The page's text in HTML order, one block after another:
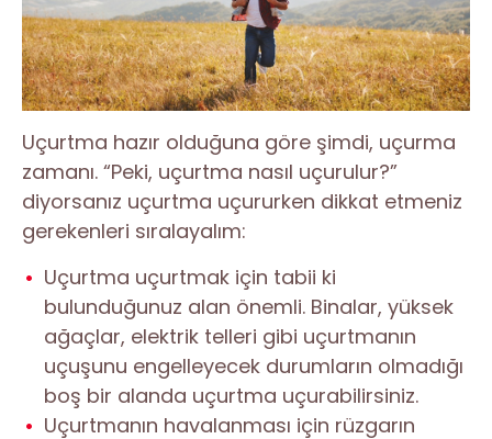
Uçurtma hazır olduğuna göre şimdi, uçurma
zamanı. “Peki, uçurtma nasıl uçurulur?”
diyorsanız uçurtma uçururken dikkat etmeniz
gerekenleri sıralayalım:
Uçurtma uçurtmak için tabii ki
bulunduğunuz alan önemli. Binalar, yüksek
ağaçlar, elektrik telleri gibi uçurtmanın
uçuşunu engelleyecek durumların olmadığı
boş bir alanda uçurtma uçurabilirsiniz.
Uçurtmanın havalanması için rüzgarın